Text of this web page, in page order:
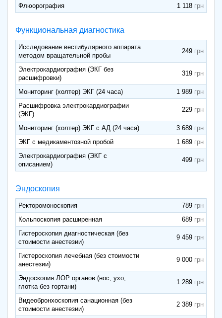
Флюорография 1 118
Функциональная диагностика
Исследование вестибулярного аппарата
методом вращательной пробы
249
Электрокардиография (ЭКГ без
расшифровки)
319
Мониторинг (холтер) ЭКГ (24 часа)
1 989
Расшифровка электрокардиографии
(ЭКГ)
229
Мониторинг (холтер) ЭКГ с АД (24 часа)
3 689
ЭКГ с медикаментозной пробой
1 689
Электрокардиография (ЭКГ с
описанием)
499
Эндоскопия
Ректоромоноскопия
789
Кольпоскопия расширенная
689
Гистероскопия диагностическая (без
стоимости анестезии)
9 459
Гистероскопия лечебная (без стоимости
анестезии)
9 000
Эндоскопия ЛОР органов (нос, ухо,
глотка без гортани)
1 289
Видеобронхоскопия санационная (без
стоимости анестезии)
2 389